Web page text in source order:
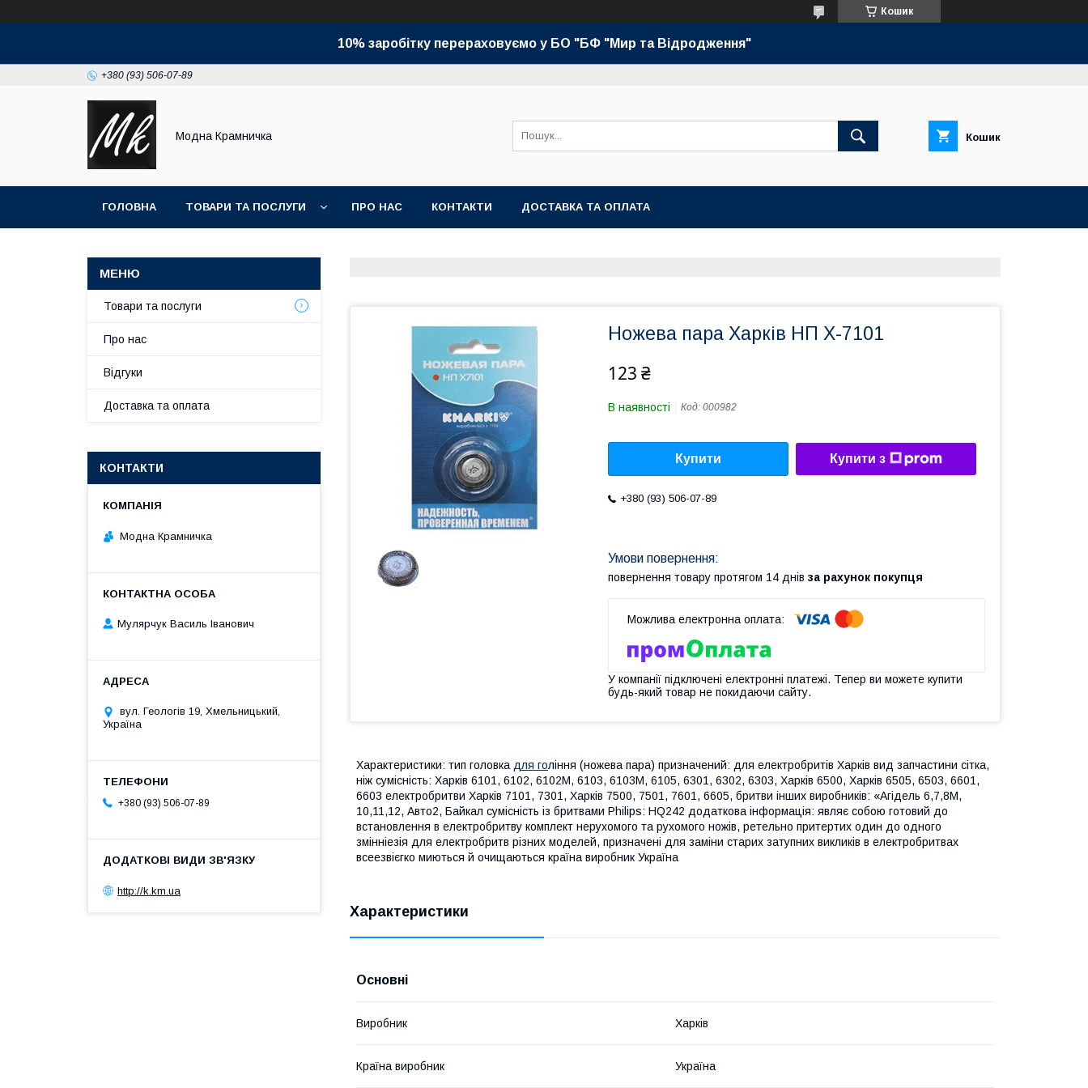
Кошик
10% заробітку перераховуємо у БО "БФ "Мир та Відродження"
+380 (93) 506-07-89
Модна Крамничка Кошик
ГОЛОВНА ТОВАРИ ТА ПОСЛУГИ ПРО НАС КОНТАКТИ ДОСТАВКА ТА ОПЛАТА
Ножева пара Харків НП Х-7101
123 ₴
В наявності Код: 000982
Купити Купити з
+380 (93) 506-07-89
повернення товару протягом 14 днів за рахунок покупця
У компанії підключені електронні платежі. Тепер ви можете купити
будь-який товар не покидаючи сайту.
Характеристики: тип головка для гоління (ножева пара) призначений: для електробритів Харків вид запчастини сітка,
ніж сумісність: Харків 6101, 6102, 6102М, 6103, 6103М, 6105, 6301, 6302, 6303, Харків 6500, Харків 6505, 6503, 6601,
6603 електробритви Харків 7101, 7301, Харків 7500, 7501, 7601, 6605, бритви інших виробників: «Агідель 6,7,8М,
10,11,12, Авто2, Байкал сумісність із бритвами Philips: HQ242 додаткова інформація: являє собою готовий до
встановлення в електробритву комплект нерухомого та рухомого ножів, ретельно притертих один до одного
змінніезія для електробритв різних моделей, призначені для заміни старих затупних викликів в електробритвах
всеезвієгко миються й очищаються країна виробник Україна
Характеристики
Основні
Виробник Харків
Країна виробник Україна
Товари та послуги
Про нас
Відгуки
Доставка та оплата
КОНТАКТИ
Модна Крамничка
Мулярчук Василь Іванович
вул. Геологів 19, Хмельницький,
Україна
+380 (93) 506-07-89
http://k.km.ua